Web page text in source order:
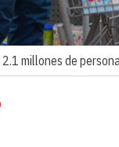
millones de